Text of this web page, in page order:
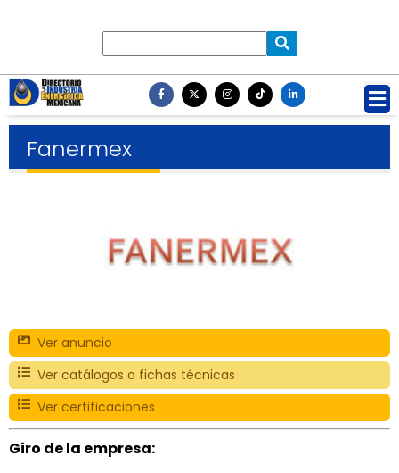
Fanermex
Ver anuncio
Ver catálogos o fichas técnicas
Ver certificaciones
Giro de la empresa: